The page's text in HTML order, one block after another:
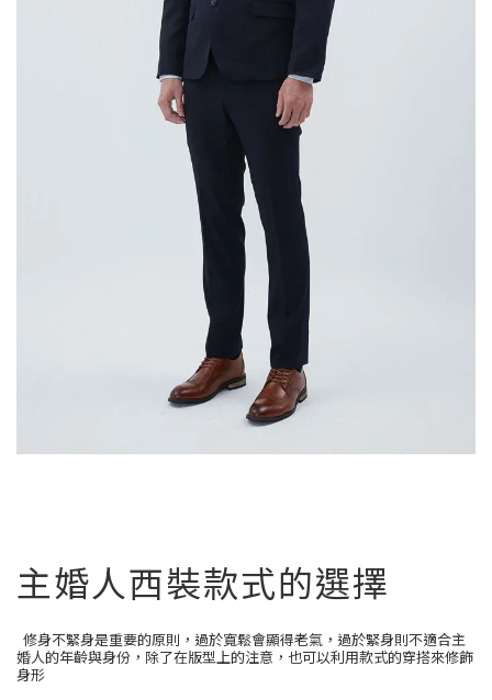
主婚人西裝款式的選擇
修身不緊身是重要的原則，過於寬鬆會顯得老氣，過於緊身則不適合主
婚人的年齡與身份，除了在版型上的注意，也可以利用款式的穿搭來修飾
身形